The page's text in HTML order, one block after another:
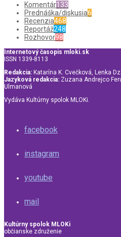
Komentár133
Prednáška/diskusia6
Recenzia468
Reportáž248
Rozhovor98
Internetový časopis mloki.sk
ISSN 1339-8113
Redakcia: Katarína K. Cvečková, Lenka
Jazyková redakcia: Zuzana Andrejco
Ulmanová
Vydáva Kultúrny spolok MLOKi.
facebook
instagram
youtube
mail
Kultúrny spolok MLOKi
občianske združenie